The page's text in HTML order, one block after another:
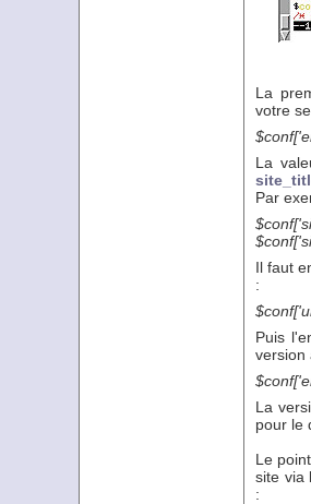
La
votre
La
Par
Il faut
:
Puis
version
La
pour le
Le
site via
: